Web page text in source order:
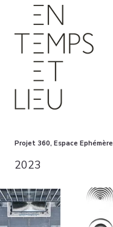
Projet 360, Espace Ephémère
2023